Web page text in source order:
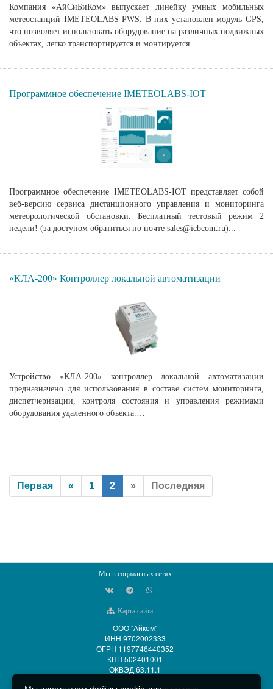
Компания «АйСиБиКом» выпускает линейку умных мобильных
метеостанций IMETEOLABS PWS. В них установлен модуль GPS,
что позволяет использовать оборудование на различных подвижных
объектах, легко транспортируется и монтируется...
Программное обеспечение IMETEOLABS-IOT
Программное обеспечение IMETEOLABS-IOT представляет собой
веб-версию сервиса дистанционного управления и мониторинга
метеорологической обстановки. Бесплатный тестовый режим 2
недели! (за доступом обратиться по почте sales@icbcom.ru)...
«КЛА-200» Контроллер локальной автоматизации
Устройство «КЛА-200» контроллер локальной автоматизации
предназначено для использования в составе систем мониторинга,
диспетчеризации, контроля состояния и управления режимами
оборудования удаленного объекта.…
Навигация
Первая « 1 2 » Последняя
Мы в социальных сетях
Карта сайта
ООО "Айком"
ИНН 9702002333
ОГРН 1197746440352
КПП 502401001
ОКВЭД 63.11.1